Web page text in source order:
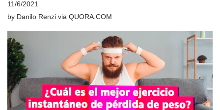
11/6/2021
by Danilo Renzi via QUORA.COM